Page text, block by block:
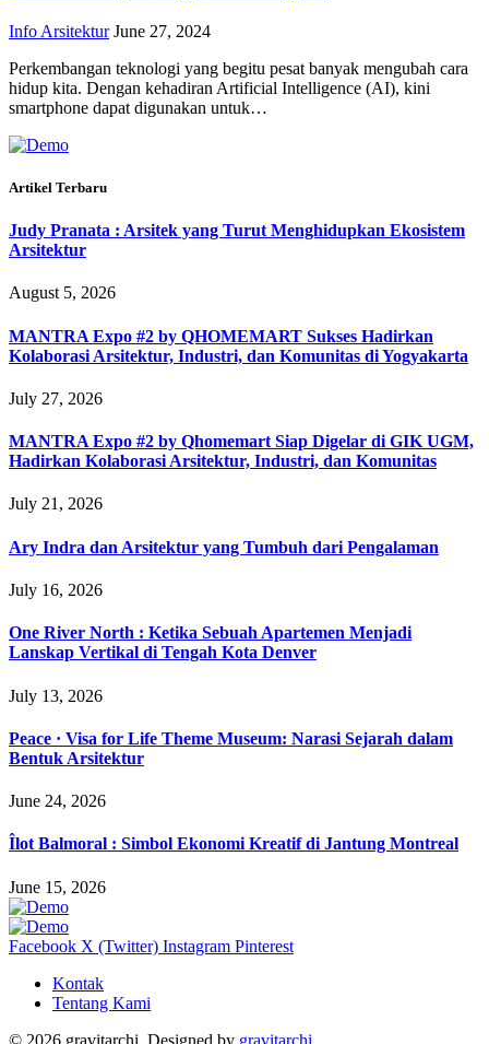
Info Arsitektur June 27, 2024
Perkembangan teknologi yang begitu pesat banyak mengubah cara
hidup kita. Dengan kehadiran Artificial Intelligence (AI), kini
smartphone dapat digunakan untuk…
Artikel Terbaru
Judy Pranata : Arsitek yang Turut Menghidupkan Ekosistem
Arsitektur
August 5, 2026
MANTRA Expo #2 by QHOMEMART Sukses Hadirkan
Kolaborasi Arsitektur, Industri, dan Komunitas di Yogyakarta
July 27, 2026
MANTRA Expo #2 by Qhomemart Siap Digelar di GIK UGM,
Hadirkan Kolaborasi Arsitektur, Industri, dan Komunitas
July 21, 2026
Ary Indra dan Arsitektur yang Tumbuh dari Pengalaman
July 16, 2026
One River North : Ketika Sebuah Apartemen Menjadi
Lanskap Vertikal di Tengah Kota Denver
July 13, 2026
Peace · Visa for Life Theme Museum: Narasi Sejarah dalam
Bentuk Arsitektur
June 24, 2026
Îlot Balmoral : Simbol Ekonomi Kreatif di Jantung Montreal
June 15, 2026
Facebook X (Twitter) Instagram Pinterest
Kontak
Tentang Kami
© 2026 gravitarchi, Designed by gravitarchi